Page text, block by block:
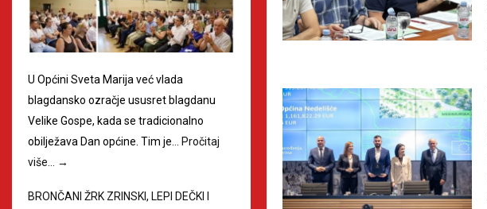
U Općini Sveta Marija već vlada
blagdansko ozračje ususret blagdanu
Velike Gospe, kada se tradicionalno
obilježava Dan općine. Tim je… Pročitaj
više…
→
BRONČANI ŽRK ZRINSKI, LEPI DEČKI I